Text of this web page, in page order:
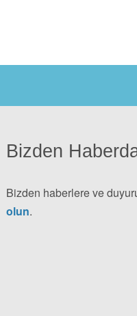
Bizden
Bizden haberlere ve
olun.